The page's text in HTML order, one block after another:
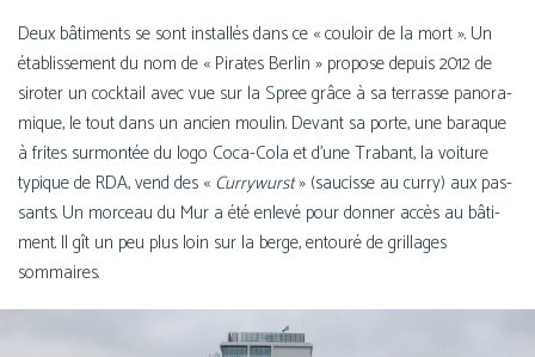
Deux bâti­ments se sont ins­tal­lés dans ce « cou­loir de la mort ». Un
éta­blis­se­ment du nom de « Pirates Berlin » pro­pose depuis 2012 de
siro­ter un cock­tail avec vue sur la Spree grâce à sa ter­rasse pano­ra­
mique, le tout dans un ancien mou­lin. Devant sa porte, une baraque
à frites sur­mon­tée du logo Coca-Cola et d’une Trabant, la voi­ture
typique de RDA, vend des « Currywurst» (sau­cisse au cur­ry) aux pas­
sants. Un mor­ceau du Mur a été enle­vé pour don­ner accès au bâti­
ment. Il gît un peu plus loin sur la berge, entou­ré de grillages
sommaires.